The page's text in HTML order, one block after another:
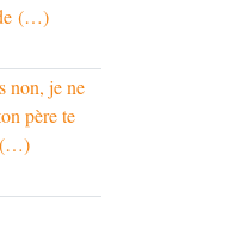
(…)
non, je ne
père te
(…)